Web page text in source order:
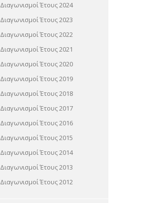
Διαγωνισμοί Έτους 2024
Διαγωνισμοί Έτους 2023
Διαγωνισμοί Έτους 2022
Διαγωνισμοί Έτους 2021
Διαγωνισμοί Έτους 2020
Διαγωνισμοί Έτους 2019
Διαγωνισμοί Έτους 2018
Διαγωνισμοί Έτους 2017
Διαγωνισμοί Έτους 2016
Διαγωνισμοί Έτους 2015
Διαγωνισμοί Έτους 2014
Διαγωνισμοί Έτους 2013
Διαγωνισμοί Έτους 2012